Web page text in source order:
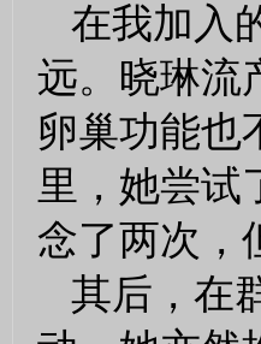
在我加入
远。晓琳流
卵巢功能也
里，她尝试
念了两次，
其后，在